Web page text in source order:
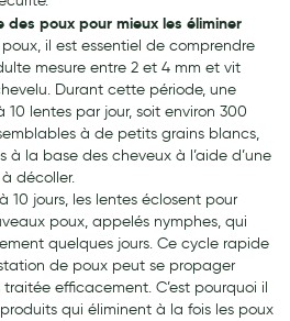
poux pour mieux les éliminer
il est essentiel de comprendre
mesure entre 2 et 4 mm et vit
Durant cette période, une
10 lentes par jour, soit environ 300
à de petits grains blancs,
à la base des cheveux à l’aide d’une
décoller.
10 jours, les lentes éclosent pour
poux, appelés nymphes, qui
quelques jours. Ce cycle rapide
de poux peut se propager
efficacement. C’est pourquoi il
qui éliminent à la fois les poux